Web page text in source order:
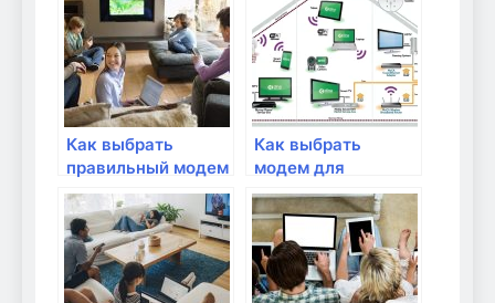
Как выбрать
правильный модем
для домашнего
интернета?
Как выбрать
модем для
стабильного
интернет-
соединения?